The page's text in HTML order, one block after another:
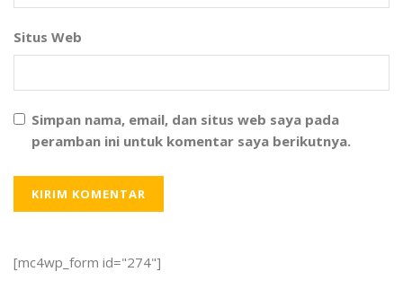
Situs Web
Simpan nama, email, dan situs web saya pada
peramban ini untuk komentar saya berikutnya.
[mc4wp_form id="274"]